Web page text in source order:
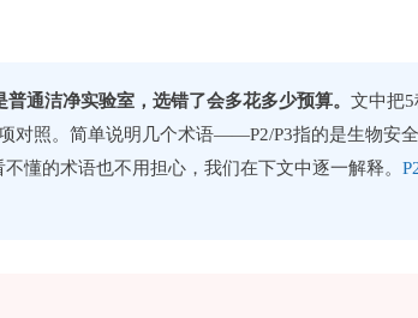
通洁净实验室，选错了会多花多少预算。 文中把
对照。简单说明几个术语——P2/P3指的是生物安
懂的术语也不用担心，我们在下文中逐一解释。